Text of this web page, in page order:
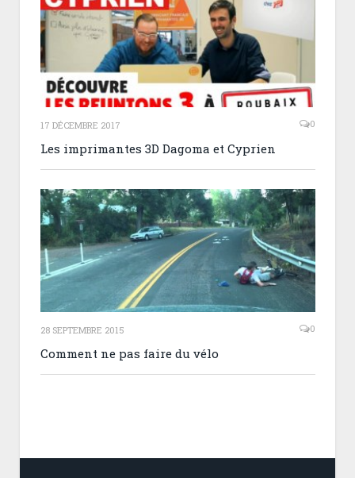
17 DÉCEMBRE 2017 0
Les imprimantes 3D Dagoma et Cyprien
28 SEPTEMBRE 2015 0
Comment ne pas faire du vélo